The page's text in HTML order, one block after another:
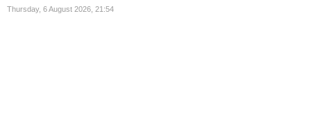
Thursday, 6 August 2026, 21:54